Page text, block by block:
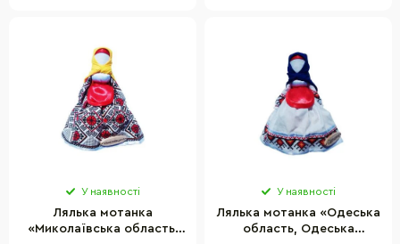
У наявності
Лялька мотанка
«Миколаївська область,
У наявності
Лялька мотанка «Одеська
область, Одеська